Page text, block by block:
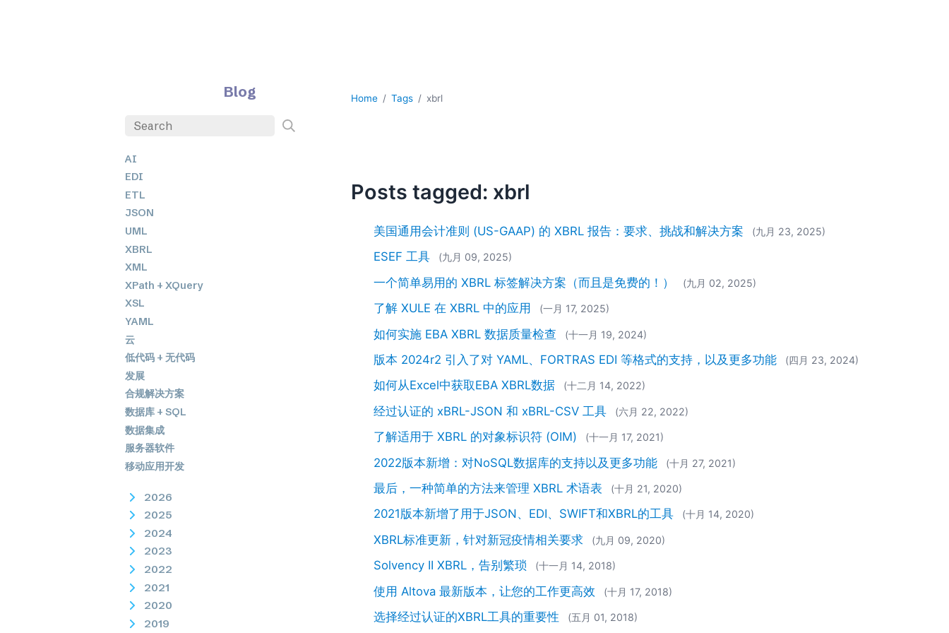
Blog
AI
EDI
ETL
JSON
UML
XBRL
XML
XPath + XQuery
XSL
YAML
云
低代码 + 无代码
发展
合规解决方案
数据库 + SQL
数据集成
服务器软件
移动应用开发
2026
2025
2024
2023
2022
2021
2020
2019
Home Tags xbrl
Posts tagged: xbrl
美国通用会计准则 (US-GAAP) 的 XBRL 报告：要求、挑战和解决方案 (九月 23, 2025)
ESEF 工具 (九月 09, 2025)
一个简单易用的 XBRL 标签解决方案（而且是免费的！） (九月 02, 2025)
了解 XULE 在 XBRL 中的应用 (一月 17, 2025)
如何实施 EBA XBRL 数据质量检查 (十一月 19, 2024)
版本 2024r2 引入了对 YAML、FORTRAS EDI 等格式的支持，以及更多功能 (四月 23, 2024)
如何从Excel中获取EBA XBRL数据 (十二月 14, 2022)
经过认证的 xBRL-JSON 和 xBRL-CSV 工具 (六月 22, 2022)
了解适用于 XBRL 的对象标识符 (OIM) (十一月 17, 2021)
2022版本新增：对NoSQL数据库的支持以及更多功能 (十月 27, 2021)
最后，一种简单的方法来管理 XBRL 术语表 (十月 21, 2020)
2021版本新增了用于JSON、EDI、SWIFT和XBRL的工具 (十月 14, 2020)
XBRL标准更新，针对新冠疫情相关要求 (九月 09, 2020)
Solvency II XBRL，告别繁琐 (十一月 14, 2018)
使用 Altova 最新版本，让您的工作更高效 (十月 17, 2018)
选择经过认证的XBRL工具的重要性 (五月 01, 2018)